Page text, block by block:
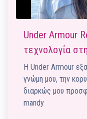
Under Armour
τεχνολογία
H Under Αrmour
γνώμη μου, την
διαρκώς μου
mandy